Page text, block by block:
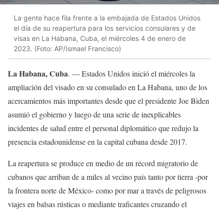
La gente hace fila frente a la embajada de Estados Unidos
el día de su reapertura para los servicios consulares y de
visas en La Habana, Cuba, el miércoles 4 de enero de
2023. (Foto: AP/Ismael Francisco)
La Habana, Cuba. — Estados Unidos inició el miércoles la
ampliación del visado en su consulado en La Habana, uno de los
acercamientos más importantes desde que el presidente Joe Biden
asumió el gobierno y luego de una serie de inexplicables
incidentes de salud entre el personal diplomático que redujo la
presencia estadounidense en la capital cubana desde 2017.
La reapertura se produce en medio de un récord migratorio de
cubanos que arriban de a miles al vecino país tanto por tierra -por
la frontera norte de México- como por mar a través de peligrosos
viajes en balsas rústicas o mediante traficantes cruzando el